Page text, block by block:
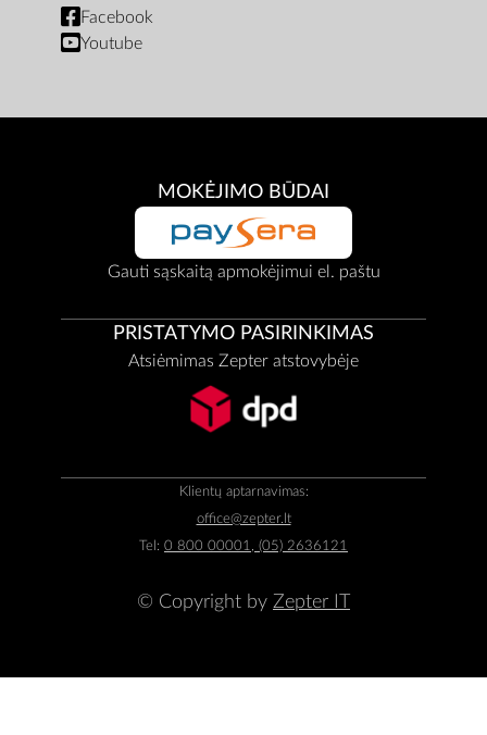
Facebook
Youtube
MOKĖJIMO BŪDAI
Gauti sąskaitą apmokėjimui el. paštu
PRISTATYMO PASIRINKIMAS
Atsiėmimas Zepter atstovybėje
Klientų aptarnavimas:
office@zepter.lt
Tel: 0 800 00001, (05) 2636121
© Copyright by Zepter IT